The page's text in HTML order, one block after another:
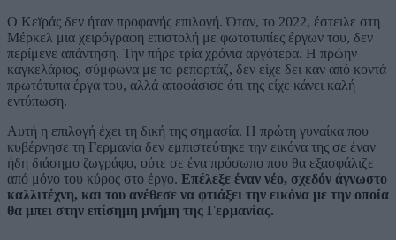
Ο Κεϊράς δεν ήταν προφανής επιλογή. Όταν, το 2022, έστειλε στη
Μέρκελ μια χειρόγραφη επιστολή με φωτοτυπίες έργων του, δεν
περίμενε απάντηση. Την πήρε τρία χρόνια αργότερα. Η πρώην
καγκελάριος, σύμφωνα με το ρεπορτάζ, δεν είχε δει καν από κοντά
πρωτότυπα έργα του, αλλά αποφάσισε ότι της είχε κάνει καλή
εντύπωση.
Αυτή η επιλογή έχει τη δική της σημασία. Η πρώτη γυναίκα που
κυβέρνησε τη Γερμανία δεν εμπιστεύτηκε την εικόνα της σε έναν
ήδη διάσημο ζωγράφο, ούτε σε ένα πρόσωπο που θα εξασφάλιζε
από μόνο του κύρος στο έργο. Επέλεξε έναν νέο, σχεδόν άγνωστο
καλλιτέχνη, και του ανέθεσε να φτιάξει την εικόνα με την οποία
θα μπει στην επίσημη μνήμη της Γερμανίας.